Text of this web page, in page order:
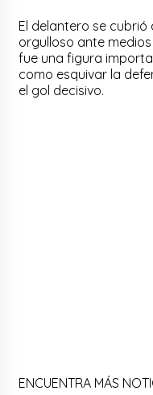
El delantero se cubrió
orgulloso ante
fue una figura
como esquivar la
el gol decisivo.
ENCUENTRA MÁS